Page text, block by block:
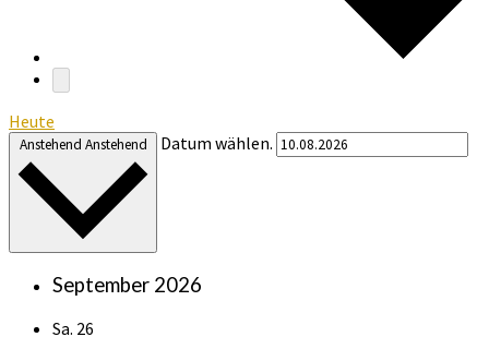
Heute
Anstehend Anstehend Datum wählen.
September 2026
Sa. 26